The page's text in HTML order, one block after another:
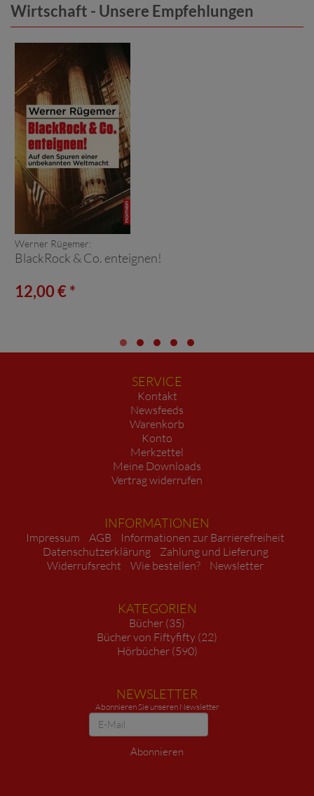
Wirtschaft - Unsere Empfehlungen
Werner Rügemer:
BlackRock & Co. enteignen!
12,00 € *
SERVICE
Kontakt
Newsfeeds
Warenkorb
Konto
Merkzettel
Meine Downloads
Vertrag widerrufen
INFORMATIONEN
Impressum AGB
Informationen zur Barrierefreiheit
Datenschutzerklärung
Zahlung und Lieferung
Widerrufsrecht
Wie bestellen? Newsletter
KATEGORIEN
Bücher (35)
Bücher von Fiftyfifty (22)
Hörbücher (590)
NEWSLETTER
Abonnieren Sie unseren Newsletter
Newsletter
Abonnieren